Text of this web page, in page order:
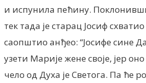
и испунила пећину.
тек тада је старац Јосиф
саопштио анђео: “Јосифе сине
узети Марије жене своје, јер
чело од Духа је Светога. Па ће